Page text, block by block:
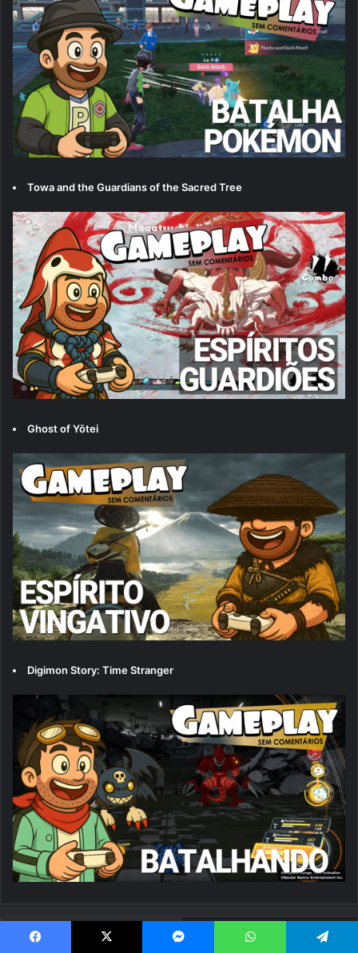
Towa and the Guardians of the Sacred Tree
Ghost of Yōtei
Digimon Story: Time Stranger
Recente Popular